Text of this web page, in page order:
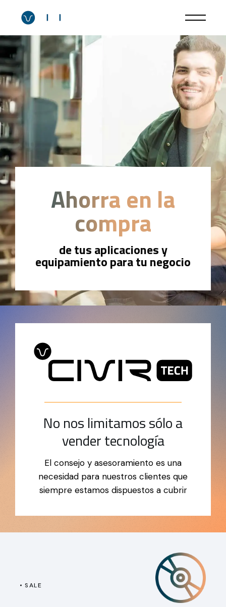
Ahorra en la
compra
de tus aplicaciones y
equipamiento para tu negocio
No nos limitamos sólo a
vender tecnología
El consejo y asesoramiento es una
necesidad para nuestros clientes que
siempre estamos dispuestos a cubrir
SALE